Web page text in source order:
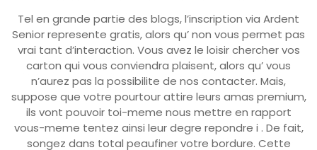
Tel en grande partie des blogs, l’inscription via Ardent
Senior represente gratis, alors qu’ non vous permet pas
vrai tant d’interaction. Vous avez le loisir chercher vos
carton qui vous conviendra plaisent, alors qu’ vous
n’aurez pas la possibilite de nos contacter. Mais,
suppose que votre pourtour attire leurs amas premium,
ils vont pouvoir toi-meme nous mettre en rapport
vous-meme tentez ainsi leur degre repondre i . De fait,
songez dans total peaufiner votre bordure. Cette